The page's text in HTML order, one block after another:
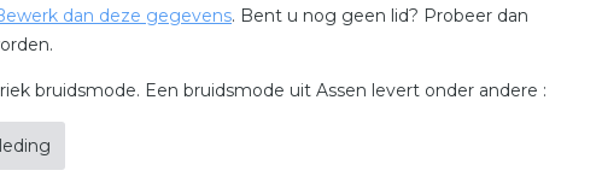
dan deze gegevens. Bent u nog geen lid? Probeer dan
bruidsmode. Een bruidsmode uit Assen levert onder andere :